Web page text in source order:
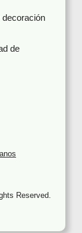
decoración
de
Reserved.